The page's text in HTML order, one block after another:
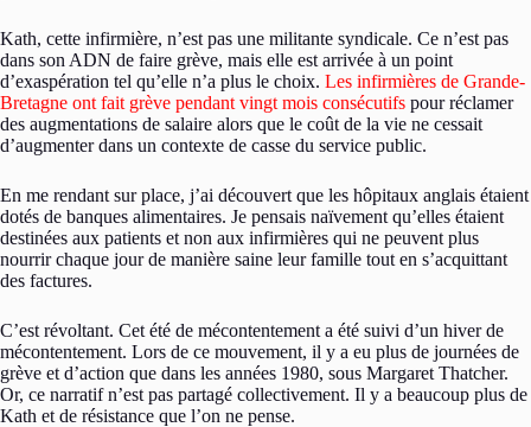
Kath, cette infirmière, n’est pas une militante syndicale. Ce n’est pas
dans son ADN de faire grève, mais elle est arrivée à un point
d’exaspération tel qu’elle n’a plus le choix. Les infirmières de Grande-
Bretagne ont fait grève pendant vingt mois consécutifs pour réclamer
des augmentations de salaire alors que le coût de la vie ne cessait
d’augmenter dans un contexte de casse du service public.
En me rendant sur place, j’ai découvert que les hôpitaux anglais étaient
dotés de banques alimentaires. Je pensais naïvement qu’elles étaient
destinées aux patients et non aux infirmières qui ne peuvent plus
nourrir chaque jour de manière saine leur famille tout en s’acquittant
des factures.
C’est révoltant. Cet été de mécontentement a été suivi d’un hiver de
mécontentement. Lors de ce mouvement, il y a eu plus de journées de
grève et d’action que dans les années 1980, sous Margaret Thatcher.
Or, ce narratif n’est pas partagé collectivement. Il y a beaucoup plus de
Kath et de résistance que l’on ne pense.